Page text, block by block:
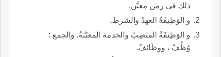
ذلك فى زمن معيَّن.
و الوَظِيفَةُ العهدُ والشرط.
و الوَظِيفَةُ المنَصِبُ والخدمة المعيَّنَةُ. والجمع :
وُظُفٌ ، ووظَائفُ.